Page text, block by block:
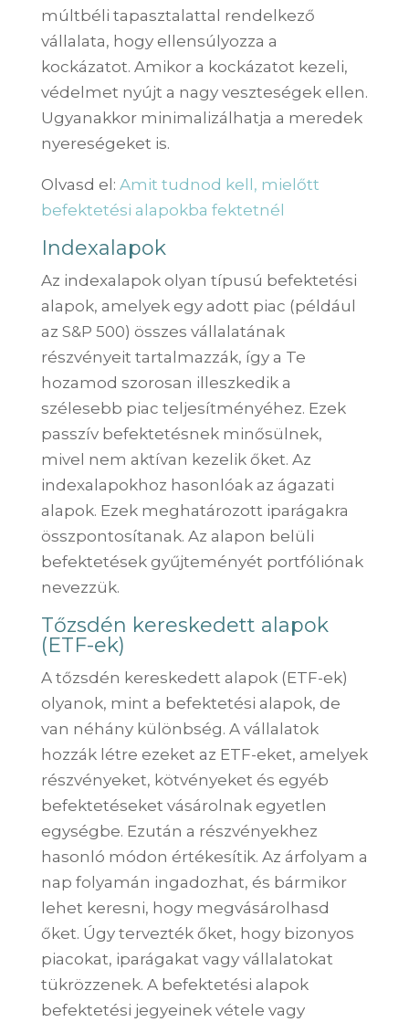
múltbéli tapasztalattal rendelkező
vállalata, hogy ellensúlyozza a
kockázatot. Amikor a kockázatot kezeli,
védelmet nyújt a nagy veszteségek ellen.
Ugyanakkor minimalizálhatja a meredek
nyereségeket is.
Olvasd el: Amit tudnod kell, mielőtt
befektetési alapokba fektetnél
Indexalapok
Az indexalapok olyan típusú befektetési
alapok, amelyek egy adott piac (például
az S&P 500) összes vállalatának
részvényeit tartalmazzák, így a Te
hozamod szorosan illeszkedik a
szélesebb piac teljesítményéhez. Ezek
passzív befektetésnek minősülnek,
mivel nem aktívan kezelik őket. Az
indexalapokhoz hasonlóak az ágazati
alapok. Ezek meghatározott iparágakra
összpontosítanak. Az alapon belüli
befektetések gyűjteményét portfóliónak
nevezzük.
Tőzsdén kereskedett alapok
(ETF-ek)
A tőzsdén kereskedett alapok (ETF-ek)
olyanok, mint a befektetési alapok, de
van néhány különbség. A vállalatok
hozzák létre ezeket az ETF-eket, amelyek
részvényeket, kötvényeket és egyéb
befektetéseket vásárolnak egyetlen
egységbe. Ezután a részvényekhez
hasonló módon értékesítik. Az árfolyam a
nap folyamán ingadozhat, és bármikor
lehet keresni, hogy megvásárolhasd
őket. Úgy tervezték őket, hogy bizonyos
piacokat, iparágakat vagy vállalatokat
tükrözzenek. A befektetési alapok
befektetési jegyeinek vétele vagy